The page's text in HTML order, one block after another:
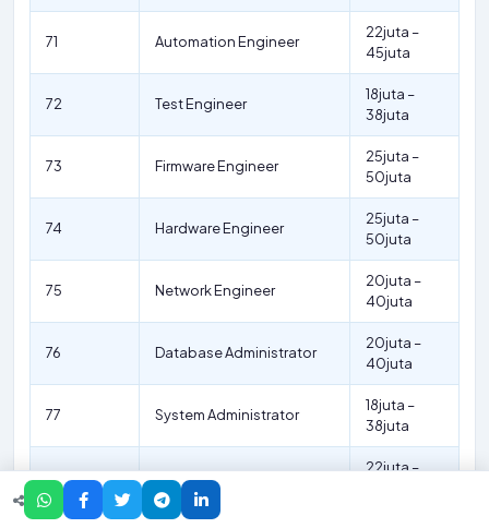
71 Automation Engineer
22juta –
45juta
72 Test Engineer
18juta –
38juta
73 Firmware Engineer
25juta –
50juta
74 Hardware Engineer
25juta –
50juta
75 Network Engineer
20juta –
40juta
76 Database Administrator
20juta –
40juta
77 System Administrator
18juta –
38juta
78 Software Developer
22juta –